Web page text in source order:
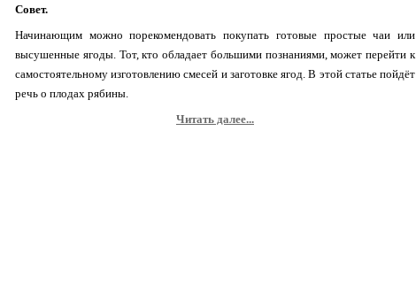
Совет.
Начинающим можно порекомендовать покупать готовые простые чаи или
высушенные ягоды. Тот, кто обладает большими познаниями, может перейти к
самостоятельному изготовлению смесей и заготовке ягод. В этой статье пойдёт
речь о плодах рябины.
Читать далее...